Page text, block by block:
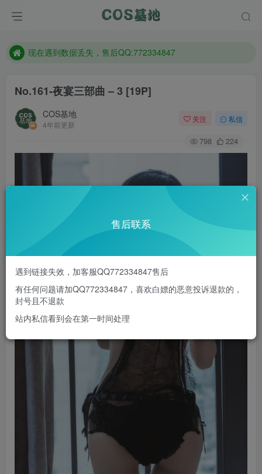
现在遇到数据丢失，售后QQ:772334847
防失联：百度搜索《趣画刊》，实时查看最新站点。
No.161-夜宴三部曲 – 3 [19P]
COS基地
4年前更新
关注 私信
798 224
售后联系
遇到链接失效，加客服QQ772334847售后
有任何问题请加QQ772334847，喜欢白嫖的恶意投诉退款的，
封号且不退款
站内私信看到会在第一时间处理